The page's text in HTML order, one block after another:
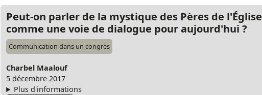
Peut-on parler de la mystique des Pères de l'Église
comme une voie de dialogue pour aujourd'hui ?
Communication dans un congrès
Charbel Maalouf
5 décembre 2017
Plus d'informations